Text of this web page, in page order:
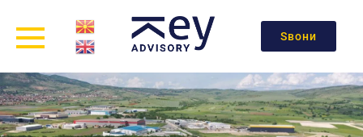
Ѕвони